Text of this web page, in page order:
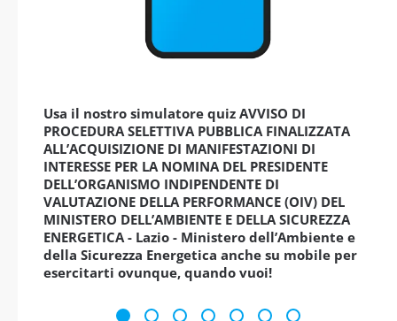
Usa il nostro simulatore quiz AVVISO DI
PROCEDURA SELETTIVA PUBBLICA FINALIZZATA
ALL’ACQUISIZIONE DI MANIFESTAZIONI DI
INTERESSE PER LA NOMINA DEL PRESIDENTE
DELL’ORGANISMO INDIPENDENTE DI
VALUTAZIONE DELLA PERFORMANCE (OIV) DEL
MINISTERO DELL’AMBIENTE E DELLA SICUREZZA
ENERGETICA - Lazio - Ministero dell’Ambiente e
della Sicurezza Energetica anche su mobile per
esercitarti ovunque, quando vuoi!